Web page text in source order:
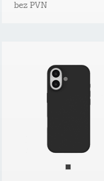
bez PVN